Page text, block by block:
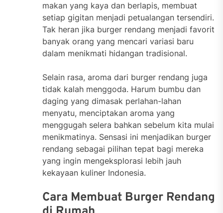
makan yang kaya dan berlapis, membuat
setiap gigitan menjadi petualangan tersendiri.
Tak heran jika burger rendang menjadi favorit
banyak orang yang mencari variasi baru
dalam menikmati hidangan tradisional.
Selain rasa, aroma dari burger rendang juga
tidak kalah menggoda. Harum bumbu dan
daging yang dimasak perlahan-lahan
menyatu, menciptakan aroma yang
menggugah selera bahkan sebelum kita mulai
menikmatinya. Sensasi ini menjadikan burger
rendang sebagai pilihan tepat bagi mereka
yang ingin mengeksplorasi lebih jauh
kekayaan kuliner Indonesia.
Cara Membuat Burger Rendang